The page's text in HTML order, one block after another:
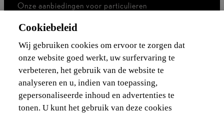
Onze aanbiedingen voor particulieren
Bedrijfswagen
Ik ben zelfstandig
Voor vlootbeheerders
Waarborgen & financieringen
Ontdek Lexus
Cookiebeleid
Wij gebruiken cookies om ervoor te zorgen dat
onze website goed werkt, uw surfervaring te
verbeteren, het gebruik van de website te
analyseren en u, indien van toepassing,
gepersonaliseerde inhoud en advertenties te
tonen. U kunt het gebruik van deze cookies